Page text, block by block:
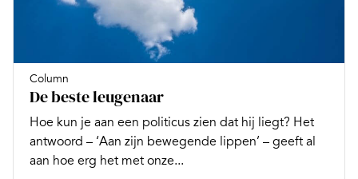
Column
De beste leugenaar
Hoe kun je aan een politicus zien dat hij liegt? Het
antwoord – ‘Aan zijn bewegende lippen’ – geeft al
aan hoe erg het met onze...